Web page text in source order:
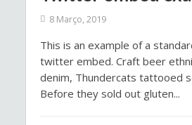
8 Março, 2019
This is an example of a
twitter embed. Craft beer
denim, Thundercats tattooed
Before they sold out gluten...